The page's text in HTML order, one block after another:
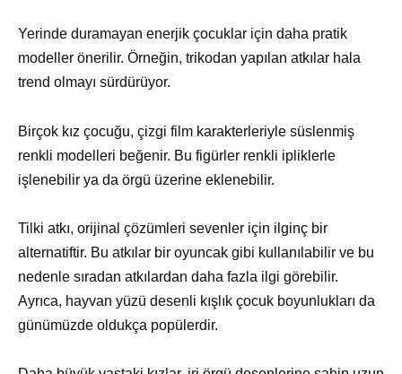
Yerinde duramayan enerjik çocuklar için daha pratik
modeller önerilir. Örneğin, trikodan yapılan atkılar hala
trend olmayı sürdürüyor.
Birçok kız çocuğu, çizgi film karakterleriyle süslenmiş
renkli modelleri beğenir. Bu figürler renkli ipliklerle
işlenebilir ya da örgü üzerine eklenebilir.
Tilki atkı, orijinal çözümleri sevenler için ilginç bir
alternatiftir. Bu atkılar bir oyuncak gibi kullanılabilir ve bu
nedenle sıradan atkılardan daha fazla ilgi görebilir.
Ayrıca, hayvan yüzü desenli kışlık çocuk boyunlukları da
günümüzde oldukça popülerdir.